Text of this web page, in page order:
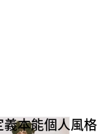
本能個人風格